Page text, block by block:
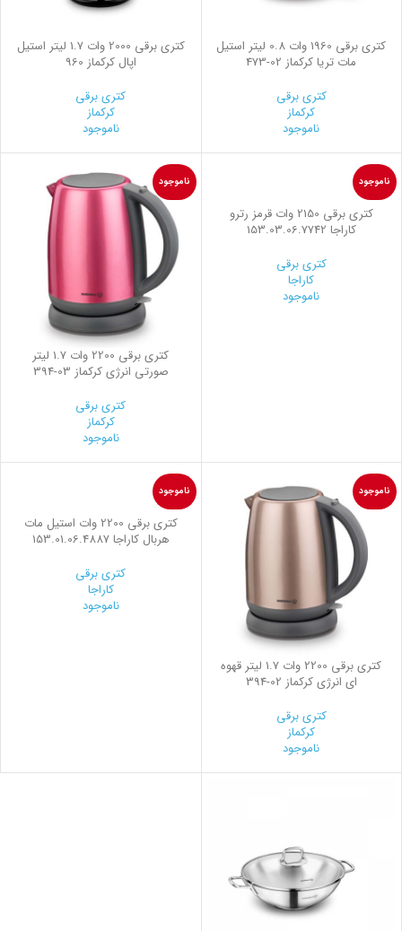
کتری برقی 1960 وات 0.8 لیتر استیل
مات تریا کرکماز 473-02
کتری برقی
کرکماز
ناموجود
کتری برقی 2000 وات 1.7 لیتر استیل
اپال کرکماز 960
کتری برقی
کرکماز
ناموجود
ناموجود
کتری برقی 2150 وات قرمز رترو
کاراجا 153.03.06.7742
کتری برقی
کاراجا
ناموجود
ناموجود
کتری برقی 2200 وات 1.7 لیتر
صورتی انرژی کرکماز 394-03
کتری برقی
کرکماز
ناموجود
ناموجود
کتری برقی 2200 وات 1.7 لیتر قهوه
ای انرژی کرکماز 394-02
کتری برقی
کرکماز
ناموجود
ناموجود
کتری برقی 2200 وات استیل مات
هربال کاراجا 153.01.06.4887
کتری برقی
کاراجا
ناموجود